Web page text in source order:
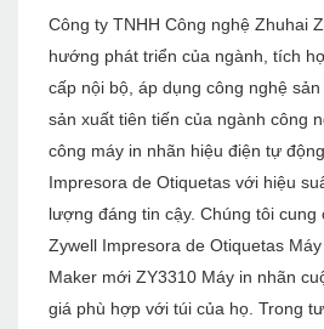
Công ty TNHH Công nghệ Zhuhai
hướng phát triển của ngành, tích
cấp nội bộ, áp dụng công nghệ
sản xuất tiên tiến của ngành công
công máy in nhãn hiệu điện tự
Impresora de Otiquetas với hiệu
lượng đáng tin cậy. Chúng tôi
Zywell Impresora de Otiquetas
Maker mới ZY3310 Máy in nhãn
giá phù hợp với túi của họ. Trong